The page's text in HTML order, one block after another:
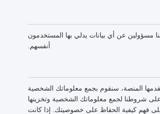
مسؤولين عن أي بيانات يدلي بها المستخدمون
أنفسهم.
المنصة، سنقوم بجمع معلوماتك الشخصية
شروطنا لجمع معلوماتك الشخصية وتخزينها
فهم كيفية الحفاظ على خصوصيتك. إذا كانت